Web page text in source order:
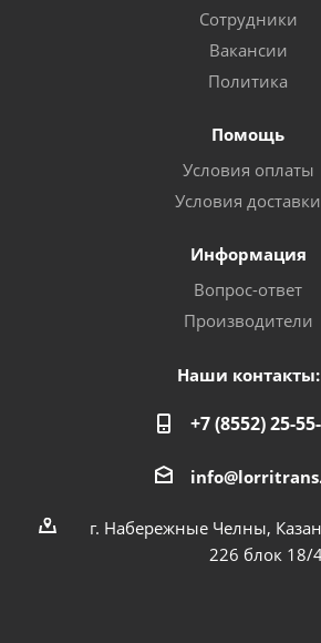
Сотрудники
Вакансии
Политика
Помощь
Условия оплаты
Условия доставки
Информация
Вопрос-ответ
Производители
Наши контакты:
+7 (8552) 25-
г. Набережные Челны,
226 блок 18/